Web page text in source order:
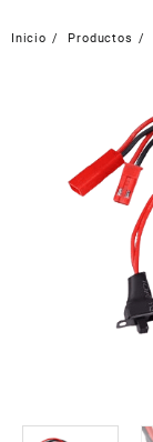
Inicio Productos